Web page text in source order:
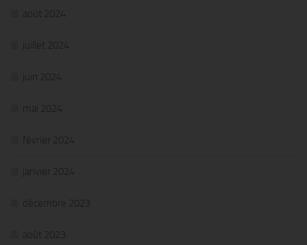
août 2024
juillet 2024
juin 2024
mai 2024
février 2024
janvier 2024
décembre 2023
août 2023